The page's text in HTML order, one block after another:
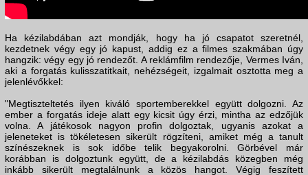
Ha kézilabdában azt mondják, hogy ha jó csapatot szeretnél,
kezdetnek végy egy jó kapust, addig ez a filmes szakmában úgy
hangzik: végy egy jó rendezőt. A reklámfilm rendezője, Vermes Iván,
aki a forgatás kulisszatitkait, nehézségeit, izgalmait osztotta meg a
jelenlévőkkel:
"Megtiszteltetés ilyen kiváló sportemberekkel együtt dolgozni. Az
ember a forgatás ideje alatt egy kicsit úgy érzi, mintha az edzőjük
volna. A játékosok nagyon profin dolgoztak, ugyanis azokat a
jeleneteket is tökéletesen sikerült rögzíteni, amiket még a tanult
színészeknek is sok időbe telik begyakorolni. Görbével már
korábban is dolgoztunk együtt, de a kézilabdás közegben még
inkább sikerült megtalálnunk a közös hangot. Végig feszített